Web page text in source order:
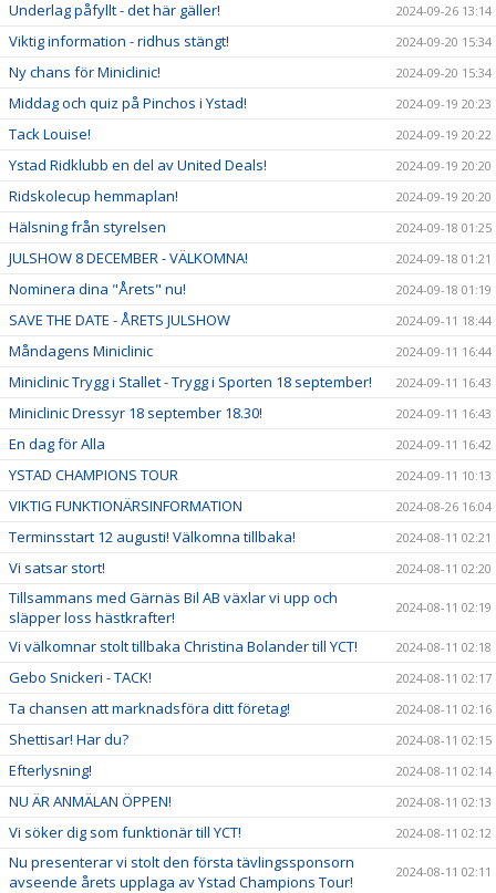
Underlag påfyllt - det här gäller! 2024-09-26 13:14
Viktig information - ridhus stängt! 2024-09-20 15:34
Ny chans för Miniclinic! 2024-09-20 15:34
Middag och quiz på Pinchos i Ystad! 2024-09-19 20:23
Tack Louise! 2024-09-19 20:22
Ystad Ridklubb en del av United Deals! 2024-09-19 20:20
Ridskolecup hemmaplan! 2024-09-19 20:20
Hälsning från styrelsen 2024-09-18 01:25
JULSHOW 8 DECEMBER - VÄLKOMNA! 2024-09-18 01:21
Nominera dina "Årets" nu! 2024-09-18 01:19
SAVE THE DATE - ÅRETS JULSHOW 2024-09-11 18:44
Måndagens Miniclinic 2024-09-11 16:44
Miniclinic Trygg i Stallet - Trygg i Sporten 18 september! 2024-09-11 16:43
Miniclinic Dressyr 18 september 18.30! 2024-09-11 16:43
En dag för Alla 2024-09-11 16:42
YSTAD CHAMPIONS TOUR 2024-09-11 10:13
VIKTIG FUNKTIONÄRSINFORMATION 2024-08-26 16:04
Terminsstart 12 augusti! Välkomna tillbaka! 2024-08-11 02:21
Vi satsar stort! 2024-08-11 02:20
Tillsammans med Gärnäs Bil AB växlar vi upp och
släpper loss hästkrafter!
2024-08-11 02:19
Vi välkomnar stolt tillbaka Christina Bolander till YCT! 2024-08-11 02:18
Gebo Snickeri - TACK! 2024-08-11 02:17
Ta chansen att marknadsföra ditt företag! 2024-08-11 02:16
Shettisar! Har du? 2024-08-11 02:15
Efterlysning! 2024-08-11 02:14
NU ÄR ANMÄLAN ÖPPEN! 2024-08-11 02:13
Vi söker dig som funktionär till YCT! 2024-08-11 02:12
Nu presenterar vi stolt den första tävlingssponsorn
avseende årets upplaga av Ystad Champions Tour!
2024-08-11 02:11